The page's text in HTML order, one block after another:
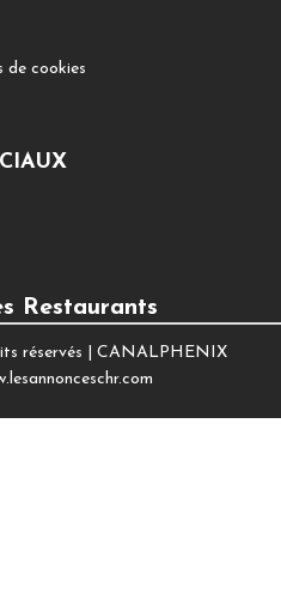
de cookies
Restaurants
réservés | CANALPHENIX